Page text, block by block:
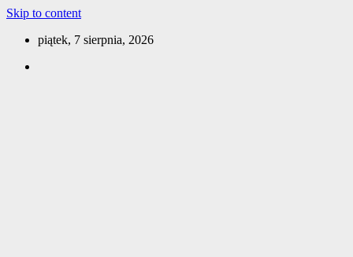
Skip to content
piątek, 7 sierpnia, 2026